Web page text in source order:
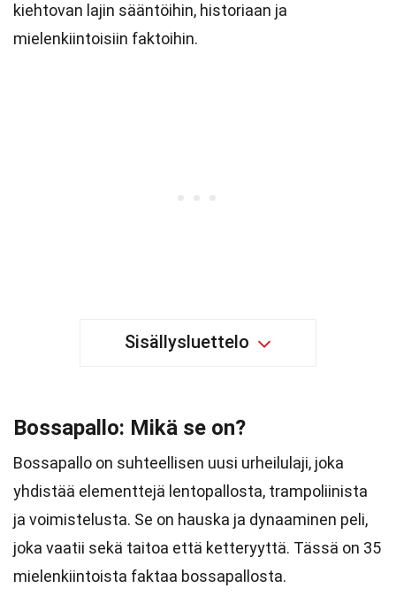
kiehtovan lajin sääntöihin, historiaan ja
mielenkiintoisiin faktoihin.
Sisällysluettelo
Bossapallo: Mikä se on?
Bossapallo on suhteellisen uusi urheilulaji, joka
yhdistää elementtejä lentopallosta, trampoliinista
ja voimistelusta. Se on hauska ja dynaaminen peli,
joka vaatii sekä taitoa että ketteryyttä. Tässä on 35
mielenkiintoista faktaa bossapallosta.